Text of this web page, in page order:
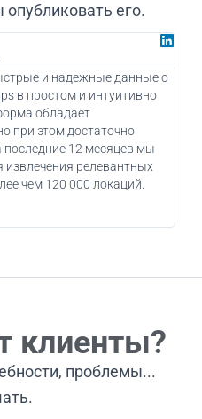
опубликовать его.
и надежные данные о
в простом и интуитивно
обладает
при этом достаточно
последние 12 месяцев мы
извлечения релевантных
чем 120 000 локаций.
клиенты?
проблемы...